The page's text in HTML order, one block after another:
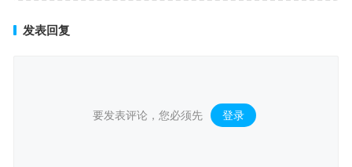
发表回复
要发表评论，您必须先 登录 。